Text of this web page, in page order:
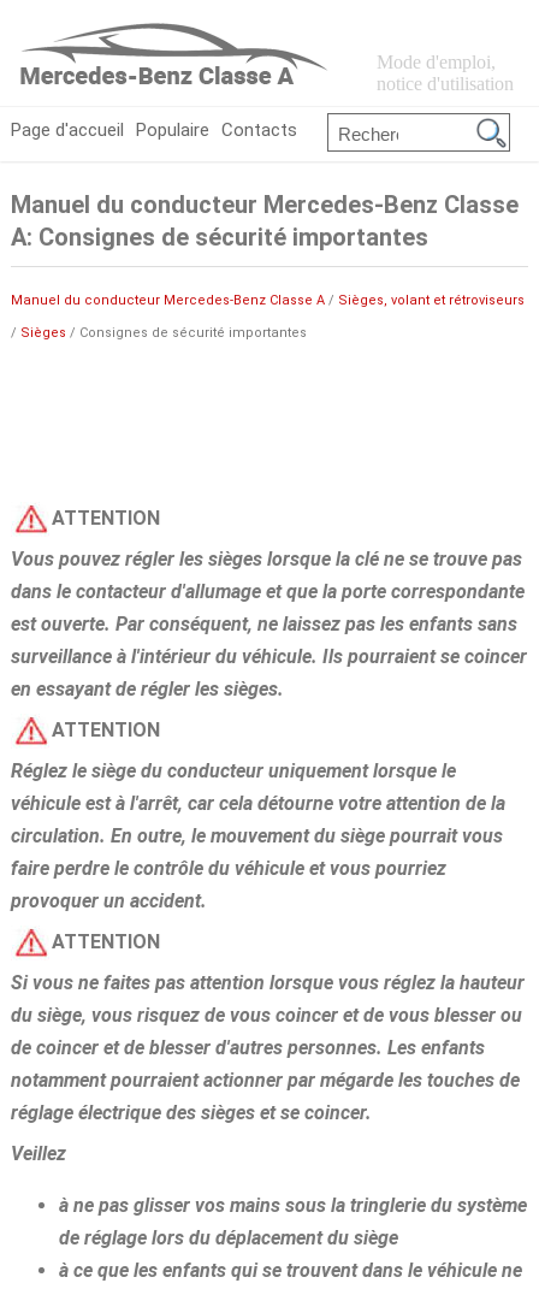
Mode d'emploi,
notice d'utilisation
Page d'accueil Populaire Contacts
Manuel du conducteur Mercedes-Benz Classe
A: Consignes de sécurité importantes
Manuel du conducteur Mercedes-Benz Classe A/ Sièges, volant et rétroviseurs
/ Sièges / Consignes de sécurité importantes
ATTENTION
Vous pouvez régler les sièges lorsque la clé ne se trouve pas
dans le contacteur d'allumage et que la porte correspondante
est ouverte. Par conséquent, ne laissez pas les enfants sans
surveillance à l'intérieur du véhicule. Ils pourraient se coincer
en essayant de régler les sièges.
ATTENTION
Réglez le siège du conducteur uniquement lorsque le
véhicule est à l'arrêt, car cela détourne votre attention de la
circulation. En outre, le mouvement du siège pourrait vous
faire perdre le contrôle du véhicule et vous pourriez
provoquer un accident.
ATTENTION
Si vous ne faites pas attention lorsque vous réglez la hauteur
du siège, vous risquez de vous coincer et de vous blesser ou
de coincer et de blesser d'autres personnes. Les enfants
notamment pourraient actionner par mégarde les touches de
réglage électrique des sièges et se coincer.
Veillez
à ne pas glisser vos mains sous la tringlerie du système
de réglage lors du déplacement du siège
à ce que les enfants qui se trouvent dans le véhicule ne